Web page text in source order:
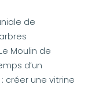
de
Moulin de
d’un
créer une vitrine